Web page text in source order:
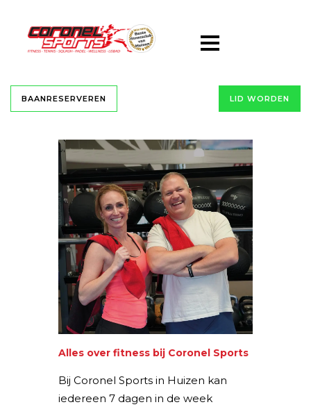
BAANRESERVEREN LID WORDEN
Alles over fitness bij Coronel Sports
Bij Coronel Sports in Huizen kan
iedereen 7 dagen in de week